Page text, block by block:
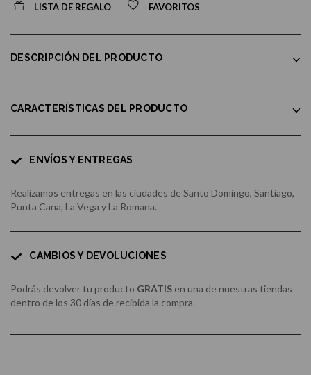
LISTA DE REGALO FAVORITOS
DESCRIPCIÓN DEL PRODUCTO
CARACTERÍSTICAS DEL PRODUCTO
ENVÍOS Y ENTREGAS
Realizamos entregas en las ciudades de Santo Domingo, Santiago,
Punta Cana, La Vega y La Romana.
CAMBIOS Y DEVOLUCIONES
Podrás devolver tu producto GRATIS en una de nuestras tiendas
dentro de los 30 días de recibida la compra.